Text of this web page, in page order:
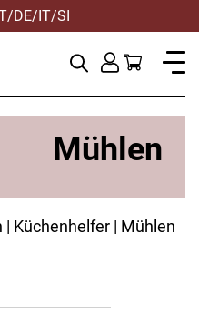
DE/IT/SI
Mühlen
| Küchenhelfer | Mühlen